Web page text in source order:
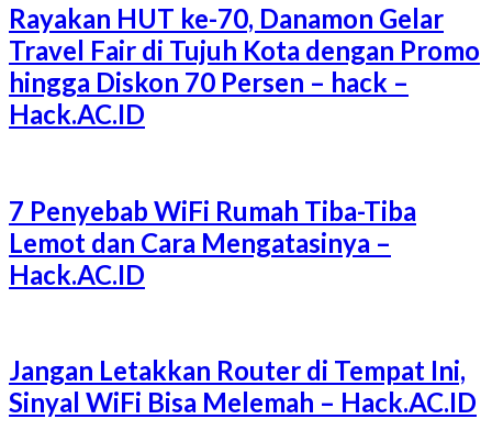
Rayakan HUT ke-70, Danamon Gelar
Travel Fair di Tujuh Kota dengan Promo
hingga Diskon 70 Persen – hack –
Hack.AC.ID
7 Penyebab WiFi Rumah Tiba-Tiba
Lemot dan Cara Mengatasinya –
Hack.AC.ID
Jangan Letakkan Router di Tempat Ini,
Sinyal WiFi Bisa Melemah – Hack.AC.ID